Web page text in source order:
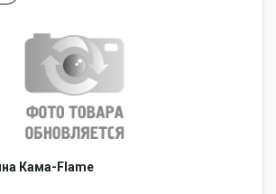
Кама-Flame